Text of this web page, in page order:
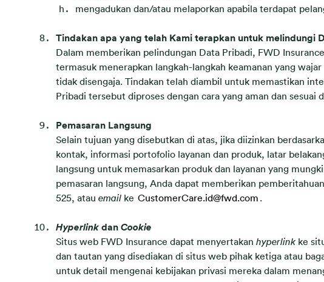
mengadukan dan/atau melaporkan apabila terdapat
Tindakan apa yang telah Kami terapkan untuk melindungi
Dalam memberikan pelindungan Data Pribadi, FWD
termasuk menerapkan langkah-langkah keamanan yang
tidak disengaja. Tindakan telah diambil untuk memastikan
Pribadi tersebut diproses dengan cara yang aman dan
Pemasaran Langsung
Selain tujuan yang disebutkan di atas, jika diizinkan
kontak, informasi portofolio layanan dan produk, latar
langsung untuk memasarkan produk dan layanan yang
pemasaran langsung, Anda dapat memberikan
525, atau email ke CustomerCare.id@fwd.com .
Hyperlink dan Cookie
Situs web FWD Insurance dapat menyertakan hyperlinkke
dan tautan yang disediakan di situs web pihak ketiga atau
untuk detail mengenai kebijakan privasi mereka dalam